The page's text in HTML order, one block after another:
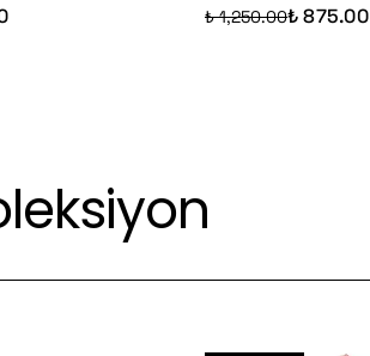
₺ 1,250.00₺ 875.00